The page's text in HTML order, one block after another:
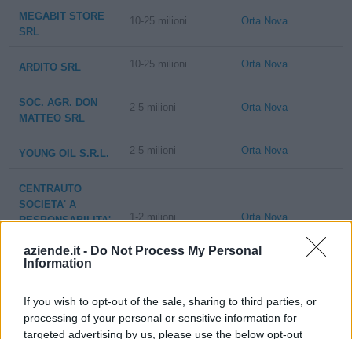
aziende.it - Do Not Process My Personal
Information
If you wish to opt-out of the sale, sharing to third parties, or
processing of your personal or sensitive information for
targeted advertising by us, please use the below opt-out
MEGABIT STORE
SRL
10-25 milioni Orta Nova
ARDITO SRL 10-25 milioni Orta Nova
SOC. AGR. DON
MATTEO SRL
2-5 milioni Orta Nova
YOUNG OIL S.R.L. 2-5 milioni Orta Nova
CENTRAUTO
SOCIETA' A
RESPONSABILITA'
SEMPLIFICATA
1-2 milioni Orta Nova
SEGNALETICA
SRL
2-5 milioni Orta Nova